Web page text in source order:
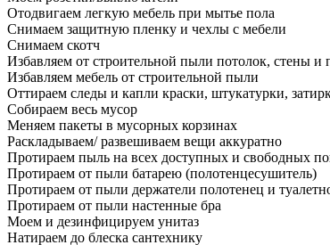
Отодвигаем легкую мебель при мытье пола
Снимаем защитную пленку и чехлы с мебели
Снимаем скотч
Избавляем от строительной пыли потолок, стены и
Избавляем мебель от строительной пыли
Оттираем следы и капли краски, штукатурки,
Собираем весь мусор
Меняем пакеты в мусорных корзинах
Раскладываем/ развешиваем вещи аккуратно
Протираем пыль на всех доступных и свободных
Протираем от пыли батарею (полотенцесушитель)
Протираем от пыли держатели полотенец и
Протираем от пыли настенные бра
Моем и дезинфицируем унитаз
Натираем до блеска сантехнику